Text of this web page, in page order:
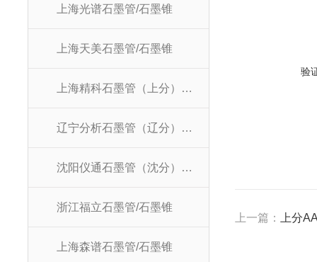
上海光谱石墨管/石墨锥
上海天美石墨管/石墨锥
上海精科石墨管（上分）/石墨锥
辽宁分析石墨管（辽分）/石墨锥
沈阳仪通石墨管（沈分）/石墨锥
浙江福立石墨管/石墨锥
上海森谱石墨管/石墨锥
验
上一篇： 上分